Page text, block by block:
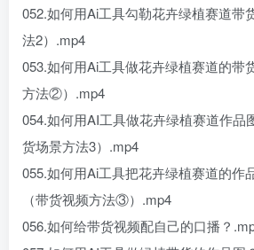
052.如何用Ai工具勾勒花卉绿植赛道带
法2）.mp4
053.如何用Ai工具做花卉绿植赛道的带
方法②）.mp4
054.如何用AI工具做花卉绿植赛道作品
货场景方法3）.mp4
055.如何用Ai工具把花卉绿植赛道的作
（带货视频方法③）.mp4
056.如何给带货视频配自己的口播？